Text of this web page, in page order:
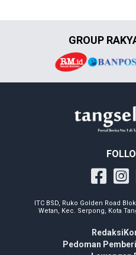
GROUP
ITC BSD, Ruko Golden Road
Wetan, Kec. Serpong, Kota
Redaksi
Pedoman